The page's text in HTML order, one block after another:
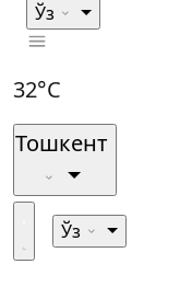
Ўз
32°C
Тошкент
Ўз